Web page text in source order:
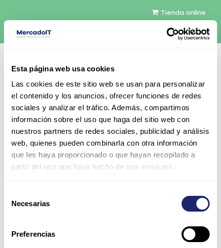
Esta página web usa cookies
Las cookies de este sitio web se usan para personalizar
el contenido y los anuncios, ofrecer funciones de redes
sociales y analizar el tráfico. Además, compartimos
información sobre el uso que haga del sitio web con
nuestros partners de redes sociales, publicidad y análisis
web, quienes pueden combinarla con otra información
que les haya proporcionado o que hayan recopilado a
partir del uso que haya hecho de sus servicios.
Necesarias
Preferencias
Tienda online
Español
Contáctenos
Todos los productos
Fuente de alimentación Dell 600W 80 Plus Silver
Hot-Pluggable para PowerVault MD12x0/MD32x0